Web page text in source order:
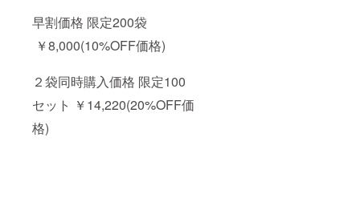
早割価格 限定200袋
￥8,000(10%OFF価格)
２袋同時購入価格 限定100
セット ￥14,220(20%OFF価
格)